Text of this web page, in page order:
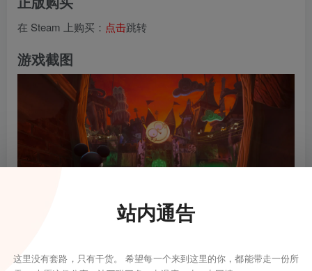
在 Steam 上购买： 点击跳转
游戏截图
站内通告
这里没有套路，只有干货。 希望每一个来到这里的你，都能带走一份所